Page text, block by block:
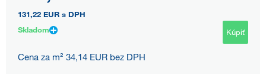
131,22 EUR s DPH
Skladom
Kúpiť
Cena za m² 34,14 EUR bez DPH